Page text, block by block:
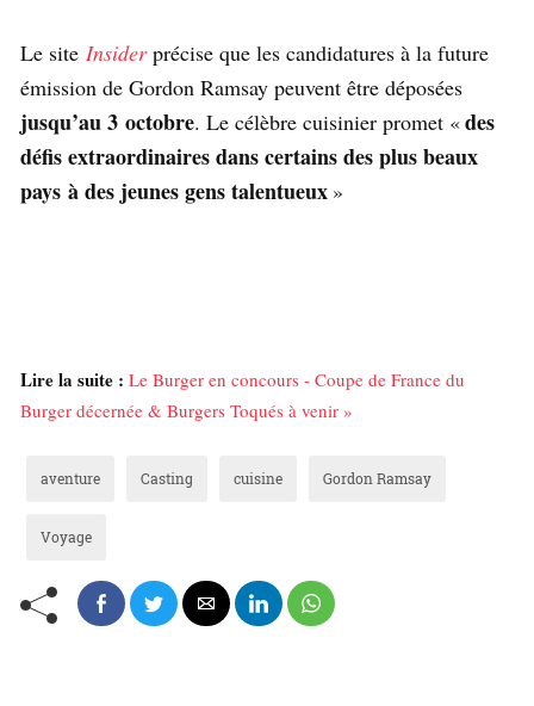
Le site Insiderprécise que les candidatures à la future
émission de Gordon Ramsay peuvent être déposées
jusqu’au 3 octobre. Le célèbre cuisinier promet «des
défis extraordinaires dans certains des plus beaux
pays àdes jeunes gens talentueux »
Lire la suite : Le Burger en concours - Coupe de France du
Burger décernée & Burgers Toqués à venir »
aventure Casting cuisine Gordon Ramsay
Voyage